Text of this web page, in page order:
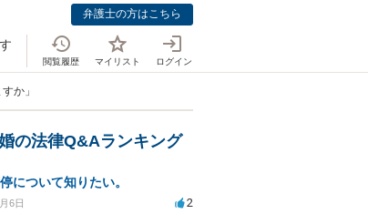
弁護士の方はこちら
閲覧履歴 マイリスト ログイン
か」
の法律Q&Aランキング
について知りたい。
6日 2